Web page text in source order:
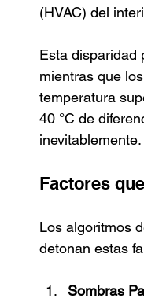
(HVAC) del
Esta disparidad
mientras que
temperatura
40 °C de
inevitablemente.
Factores
Los algoritmos
detonan estas
Sombras